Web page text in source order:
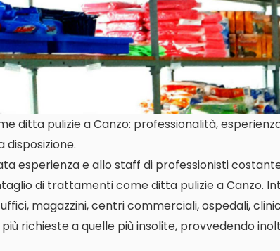
ditta pulizie a Canzo: professionalità,
esperienza e allo staff di professionisti
di trattamenti come ditta pulizie a Canzo.
magazzini, centri commerciali, ospedali,
richieste a quelle più insolite, provvedendo